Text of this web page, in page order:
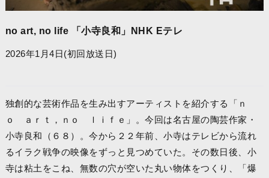
no art, no life 「小寺良和」NHK Eテレ
2026年1月4日(初回放送日)
独創的な芸術作品を生み出すアーティストを紹介する「ｎ
ｏ ａｒｔ，ｎｏ ｌｉｆｅ」。今回は名古屋の陶芸作家・
小寺良和（６８）。今から２２年前、小寺はテレビから流れ
るイラク戦争の映像をずっと見つめていた。その数日後、小
寺は粘土をこね、無数の穴が空いた丸い物体をつくり、「爆